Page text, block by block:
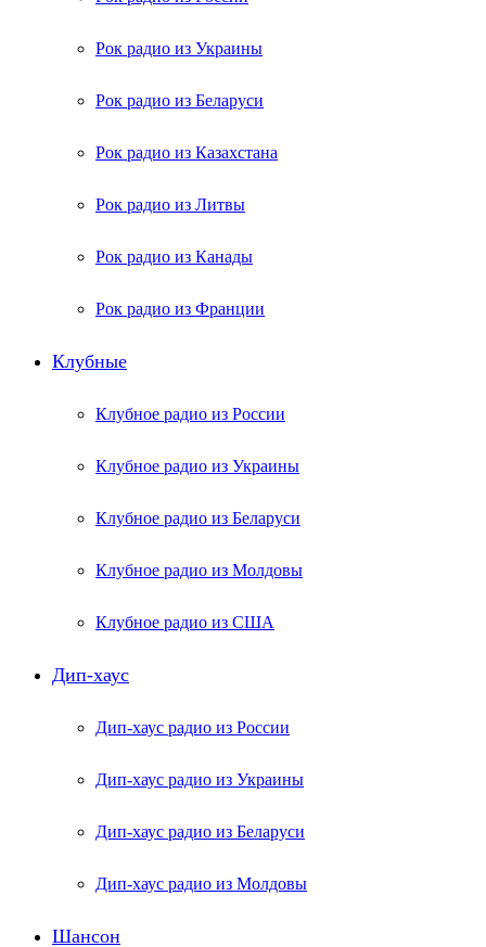
Рок радио из Украины
Рок радио из Беларуси
Рок радио из Казахстана
Рок радио из Литвы
Рок радио из Канады
Рок радио из Франции
Клубные
Клубное радио из России
Клубное радио из Украины
Клубное радио из Беларуси
Клубное радио из Молдовы
Клубное радио из США
Дип-хаус
Дип-хаус радио из России
Дип-хаус радио из Украины
Дип-хаус радио из Беларуси
Дип-хаус радио из Молдовы
Шансон